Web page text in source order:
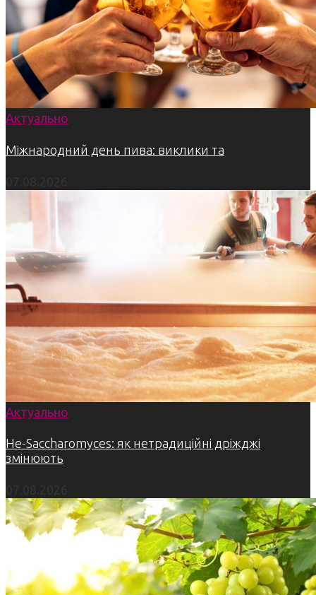
Актуально
Міжнародний день пива: виклики та
Актуально
Не-Saccharomyces: як нетрадиційні дріжджі
змінюють